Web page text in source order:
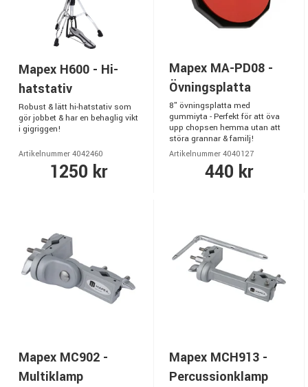
Mapex H600 - Hi-
hatstativ
Robust & lätt hi-hatstativ som
gör jobbet & har en behaglig vikt
i gigriggen!
Artikelnummer 4042460
1250 kr
Mapex MA-PD08 -
Övningsplatta
8" övningsplatta med
gummiyta - Perfekt för att öva
upp chopsen hemma utan att
störa grannar & familj!
Artikelnummer 4040127
440 kr
Mapex MC902 -
Multiklamp
Mapex MCH913 -
Percussionklamp